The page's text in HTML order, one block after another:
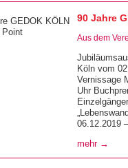
90 Jahre
Aus dem
Köln vom
Vernissage
Uhr
06.12.2019
mehr →